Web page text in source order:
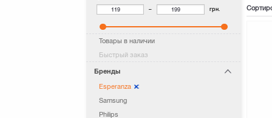
– грн.
Товары в наличии
Быстрый заказ
Бренды
Esperanza
Samsung
Philips